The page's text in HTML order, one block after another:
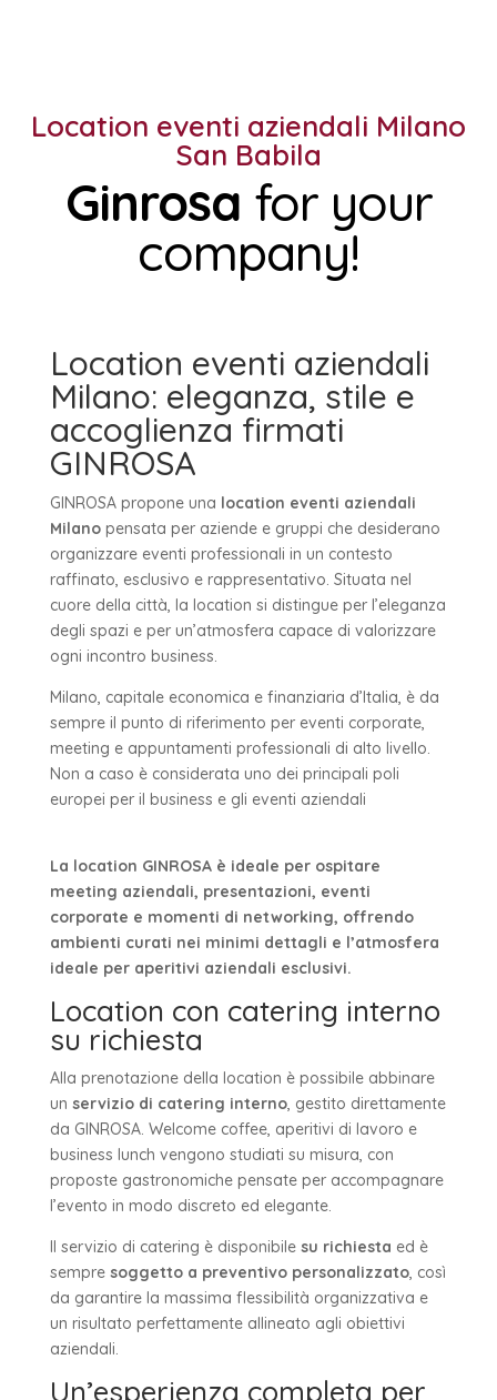
Location eventi aziendali Milano
San Babila
Ginrosa for your
company!
Location eventi aziendali
Milano: eleganza, stile e
accoglienza firmati
GINROSA
GINROSA propone una location eventi aziendali
Milanopensata per aziende e gruppi che desiderano
organizzare eventi professionali in un contesto
raffinato, esclusivo e rappresentativo. Situata nel
cuore della città, la location si distingue per l’eleganza
degli spazi e per un’atmosfera capace di valorizzare
ogni incontro business.
Milano, capitale economica e finanziaria d’Italia, è da
sempre il punto di riferimento per eventi corporate,
meeting e appuntamenti professionali di alto livello.
Non a caso è considerata uno dei principali poli
europei per il business e gli eventi aziendali
La location GINROSA è ideale per ospitare
meeting aziendali, presentazioni, eventi
corporate e momenti di networking, offrendo
ambienti curati nei minimi dettagli e l’atmosfera
ideale per aperitivi aziendali esclusivi.
Location con catering interno
su richiesta
Alla prenotazione della location è possibile abbinare
un servizio di catering interno, gestito direttamente
da GINROSA. Welcome coffee, aperitivi di lavoro e
business lunch vengono studiati su misura, con
proposte gastronomiche pensate per accompagnare
l’evento in modo discreto ed elegante.
Il servizio di catering è disponibile su richiesta ed è
sempre soggetto a preventivo personalizzato, così
da garantire la massima flessibilità organizzativa e
un risultato perfettamente allineato agli obiettivi
aziendali.
Un’esperienza completa per